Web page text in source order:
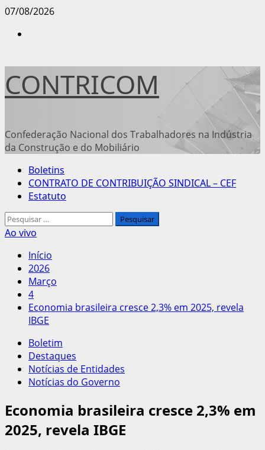
Avançar
07/08/2026
CONTRICOM
Confederação Nacional dos Trabalhadores na Indústria
da Construção e do Mobiliário
Menu
principal
Boletins
CONTRATO DE CONTRIBUIÇÃO SINDICAL – CEF
Estatuto
Pesquisar
por:
Ao vivo
Início
2026
Março
4
Economia brasileira cresce 2,3% em 2025, revela
IBGE
Boletim
Destaques
Notícias de Entidades
Notícias do Governo
Economia brasileira cresce 2,3% em
2025, revela IBGE